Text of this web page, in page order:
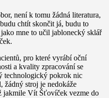
není k tomu žádná literatura,
chtít skončit já, budu to
mne to učil jablonecký sklář
pro které vyrábí oční
a kvality zpracování se
technologický pokrok nic
žádný stroj je nedokáže
jakmile Vít Šťovíček vezme do